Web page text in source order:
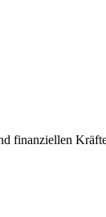
finanziellen